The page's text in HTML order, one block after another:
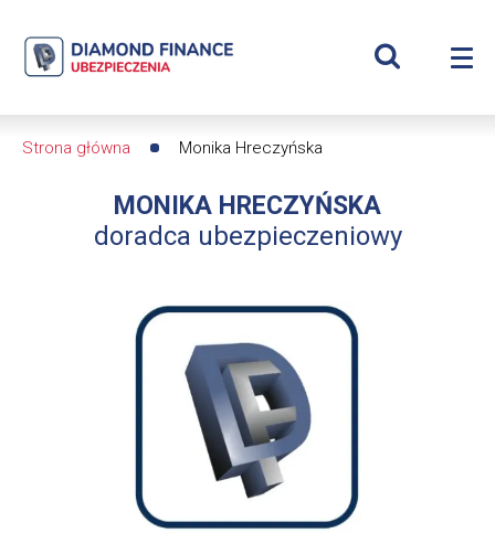
Monika
Diamond
Finance
Wyświetl
nawigacyjna
Strona główna Monika Hreczyńska
MONIKA HRECZYŃSKA
doradca ubezpieczeniowy